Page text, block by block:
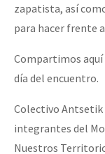
zapatista, así
para hacer frente
Compartimos
día del encuentro.
Colectivo Antsetik
integrantes del
Nuestros